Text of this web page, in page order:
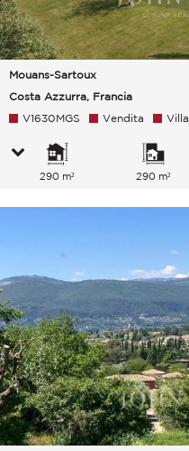
Mouans-Sartoux
Costa Azzurra, Francia
V1630MGS Vendita Villa
290 m² 290 m²